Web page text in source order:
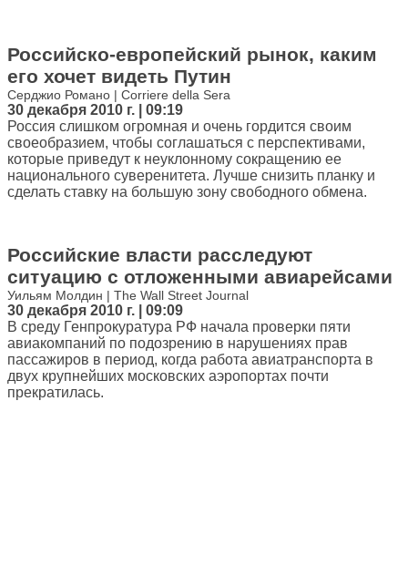
Российско-европейский рынок, каким
его хочет видеть Путин
Серджио Романо | Corriere della Sera
30 декабря 2010 г. | 09:19
Россия слишком огромная и очень гордится своим
своеобразием, чтобы соглашаться с перспективами,
которые приведут к неуклонному сокращению ее
национального суверенитета. Лучше снизить планку и
сделать ставку на большую зону свободного обмена.
Российские власти расследуют
ситуацию с отложенными авиарейсами
Уильям Молдин | The Wall Street Journal
30 декабря 2010 г. | 09:09
В среду Генпрокуратура РФ начала проверки пяти
авиакомпаний по подозрению в нарушениях прав
пассажиров в период, когда работа авиатранспорта в
двух крупнейших московских аэропортах почти
прекратилась.